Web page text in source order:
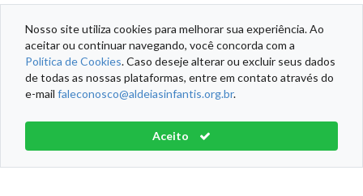
Aceito
Nosso site utiliza cookies para melhorar sua experiência. Ao
aceitar ou continuar navegando, você concorda com a
Política de Cookies. Caso deseje alterar ou excluir seus dados
de todas as nossas plataformas, entre em contato através do
e-mail faleconosco@aldeiasinfantis.org.br.
Termos de Serviço
Aldeias Infantis SOS Brasil® Todos os direitos reservados